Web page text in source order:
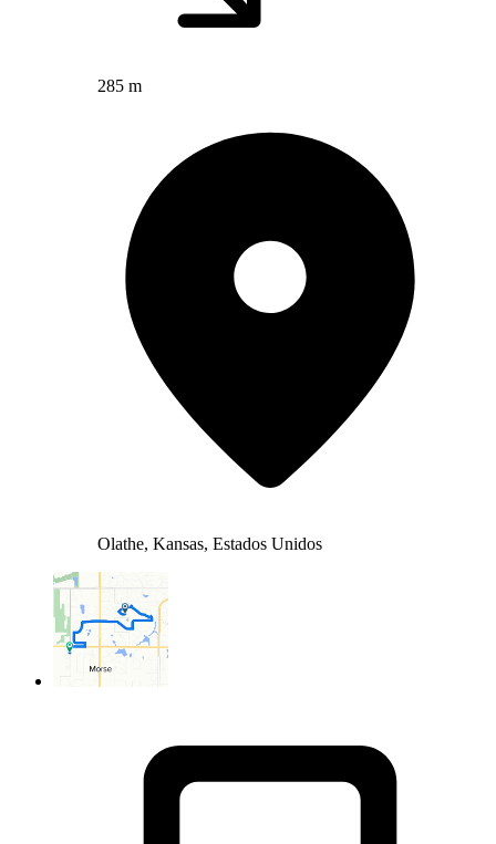
285 m
Olathe, Kansas, Estados Unidos